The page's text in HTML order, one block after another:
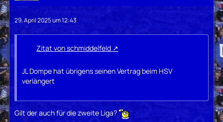
29. April 2025 um 12:43
Zitat von schmiddelfeld
JL Dompe hat übrigens seinen Vertrag beim HSV
verlängert
Gilt der auch für die zweite Liga?